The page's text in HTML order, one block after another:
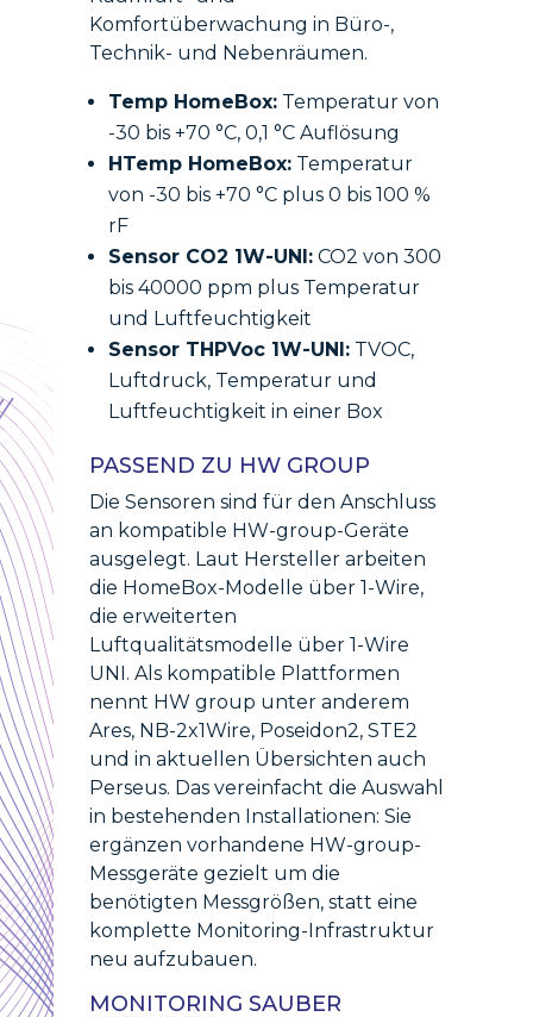
Komfortüberwachung in Büro-,
Technik- und Nebenräumen.
Temp HomeBox:Temperatur von
-30 bis +70 °C, 0,1 °C Auflösung
HTemp HomeBox:Temperatur
von -30 bis +70 °C plus 0 bis 100 %
rF
Sensor CO2 1W-UNI:CO2 von 300
bis 40000 ppm plus Temperatur
und Luftfeuchtigkeit
Sensor THPVoc 1W-UNI:TVOC,
Luftdruck, Temperatur und
Luftfeuchtigkeit in einer Box
PASSEND ZU HW GROUP
Die Sensoren sind für den Anschluss
an kompatible HW-group-Geräte
ausgelegt. Laut Hersteller arbeiten
die HomeBox-Modelle über 1-Wire,
die erweiterten
Luftqualitätsmodelle über 1-Wire
UNI. Als kompatible Plattformen
nennt HW group unter anderem
Ares, NB-2x1Wire, Poseidon2, STE2
und in aktuellen Übersichten auch
Perseus. Das vereinfacht die Auswahl
in bestehenden Installationen: Sie
ergänzen vorhandene HW-group-
Messgeräte gezielt um die
benötigten Messgrößen, statt eine
komplette Monitoring-Infrastruktur
neu aufzubauen.
MONITORING SAUBER